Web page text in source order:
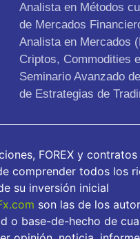
Analista en Métodos
de Mercados
Analista en Mercados
Criptos, Commodities
Seminario Avanzado
de Estrategias de
FOREX y
comprender todos los
su inversión inicial
son las de los
o base-de-hecho de